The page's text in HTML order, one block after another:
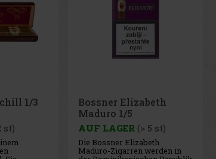
1/3
st)
Bossner Elizabeth
Maduro 1/5
AUF LAGER (> 5 st)
Die Bossner Elizabeth
Maduro-Zigarren werden in